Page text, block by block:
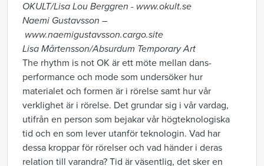
OKULT/Lisa Lou Berggren - www.okult.se
Naemi Gustavsson –
www.naemigustavsson.cargo.site
Lisa Mårtensson/Absurdum Temporary Art
The rhythm is not OK är ett möte mellan dans-
performance och mode som undersöker hur
materialet och formen är i rörelse samt hur vår
verklighet är i rörelse. Det grundar sig i vår vardag,
utifrån en person som bejakar vår högteknologiska
tid och en som lever utanför teknologin. Vad har
dessa kroppar för rörelser och vad händer i deras
relation till varandra? Tid är väsentlig, det sker en